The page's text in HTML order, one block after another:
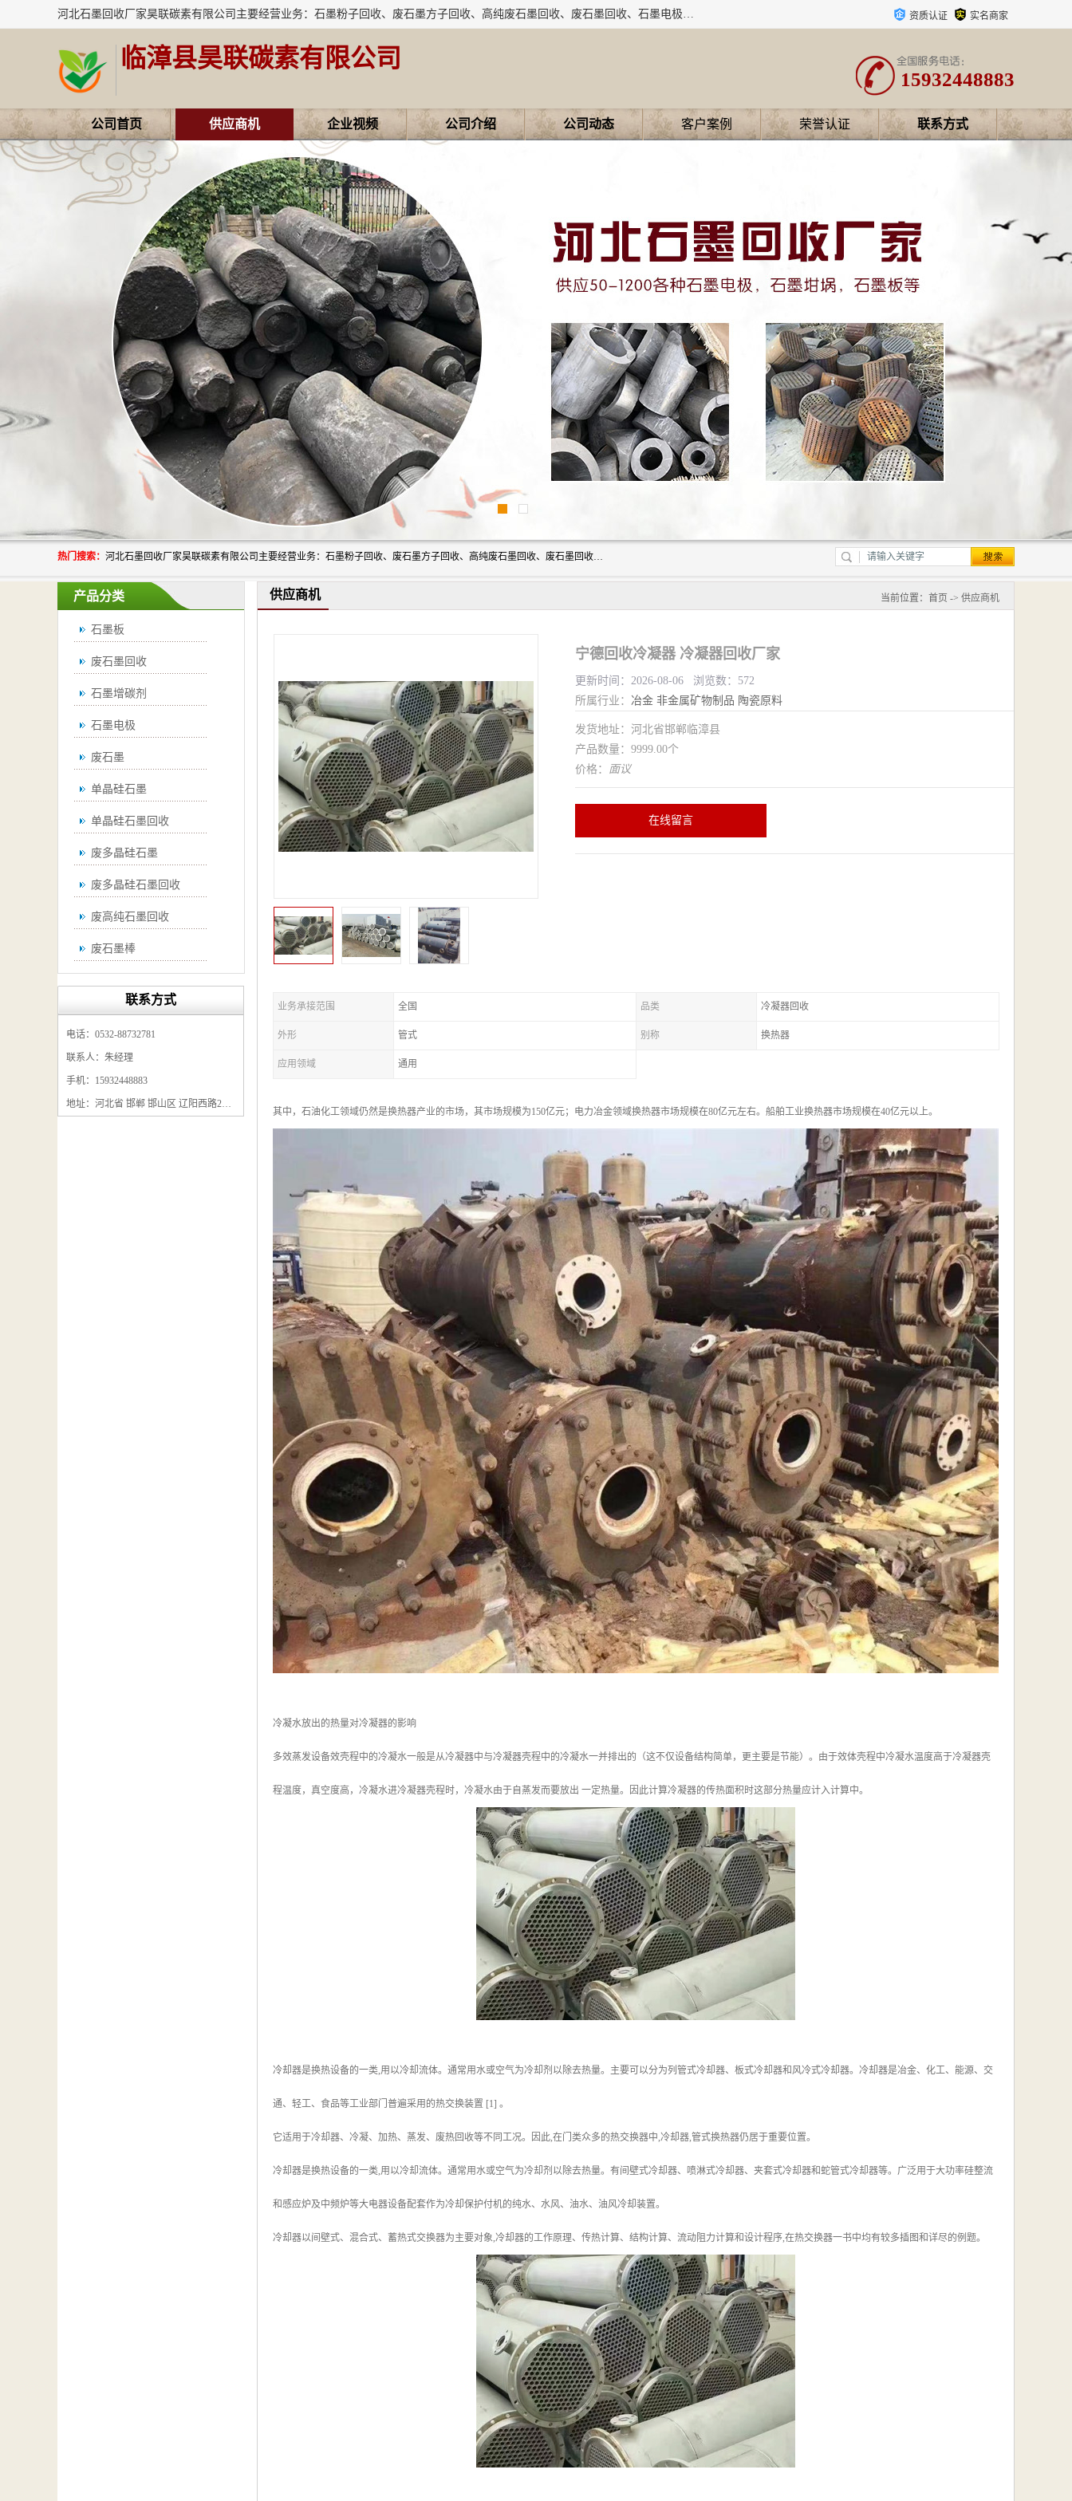
河北石墨回收厂家昊联碳素有限公司主要经营业务：石墨粉子回收、废石墨方子回收、高纯废石墨回收、废石墨回收、石墨电极回收、废石墨板回收、石墨增碳剂、单晶硅石墨、单晶硅石墨回收、废多晶硅石墨、废多晶硅石墨回收、废高纯石墨回收、废石墨、废石墨棒、废石墨棒回收、废石墨换热器回收、高纯石墨回收、石墨粉回收、石墨换热器回收、石墨纸回收、回收石墨板、回收石墨电极、石墨板回收、石墨回收。 资质认证 实名商家
临漳县昊联碳素有限公司
15932448883
公司首页 供应商机 企业视频 公司介绍 公司动态 客户案例 荣誉认证 联系方式
热门搜索： 河北石墨回收厂家昊联碳素有限公司主要经营业务：石墨粉子回收、废石墨方子回收、高纯废石墨回收、废石墨回收、石墨电极回收、废石墨板回收、石墨增碳剂、单晶硅石墨、单晶硅石墨回收、废多晶硅石墨、废多晶硅石墨回收、废高纯石墨回收、废石墨、废石墨棒、废石墨棒回收、废石墨换热器回收、高纯石墨回收、石墨粉回收、石墨换热器回收、石墨纸回收、回收石墨板、回收石墨电极、石墨板回收、石墨回收。
产品分类
石墨板
废石墨回收
石墨增碳剂
石墨电极
废石墨
单晶硅石墨
单晶硅石墨回收
废多晶硅石墨
废多晶硅石墨回收
废高纯石墨回收
废石墨棒
废石墨换热器回收
石墨粉回收
石墨换热器回收
联系方式
电话：0532-88732781
联系人：朱经理
手机：15932448883
地址：河北省 邯郸 邯山区 辽阳西路295号
供应商机 当前位置： 首页 -> 供应商机
宁德回收冷凝器 冷凝器回收厂家
更新时间：2026-08-06 浏览数：572
所属行业： 冶金 非金属矿物制品 陶瓷原料
发货地址：河北省邯郸临漳县
产品数量：9999.00个
价格： 面议
在线留言
业务承接范围 全国 品类 冷凝器回收
外形 管式 别称 换热器
应用领域 通用
其中，石油化工领域仍然是换热器产业的市场，其市场规模为150亿元；电力冶金领域换热器市场规模在80亿元左右。船舶工业换热器市场规模在40亿元以上。
冷凝水放出的热量对冷凝器的影响
多效蒸发设备效壳程中的冷凝水一般是从冷凝器中与冷凝器壳程中的冷凝水一并排出的（这不仅设备结构简单，更主要是节能）。由于效体壳程中冷凝水温度高于冷凝器壳
程温度，真空度高，冷凝水进冷凝器壳程时，冷凝水由于自蒸发而要放出 一定热量。因此计算冷凝器的传热面积时这部分热量应计入计算中。
冷却器是换热设备的一类,用以冷却流体。通常用水或空气为冷却剂以除去热量。主要可以分为列管式冷却器、板式冷却器和风冷式冷却器。冷却器是冶金、化工、能源、交
通、轻工、食品等工业部门普遍采用的热交换装置 [1] 。
它适用于冷却器、冷凝、加热、蒸发、废热回收等不同工况。因此,在门类众多的热交换器中,冷却器,管式换热器仍居于重要位置。
冷却器是换热设备的一类,用以冷却流体。通常用水或空气为冷却剂以除去热量。有间壁式冷却器、喷淋式冷却器、夹套式冷却器和蛇管式冷却器等。广泛用于大功率硅整流
和感应炉及中频炉等大电器设备配套作为冷却保护付机的纯水、水风、油水、油风冷却装置。
冷却器以间壁式、混合式、蓄热式交换器为主要对象,冷却器的工作原理、传热计算、结构计算、流动阻力计算和设计程序,在热交换器一书中均有较多插图和详尽的例题。